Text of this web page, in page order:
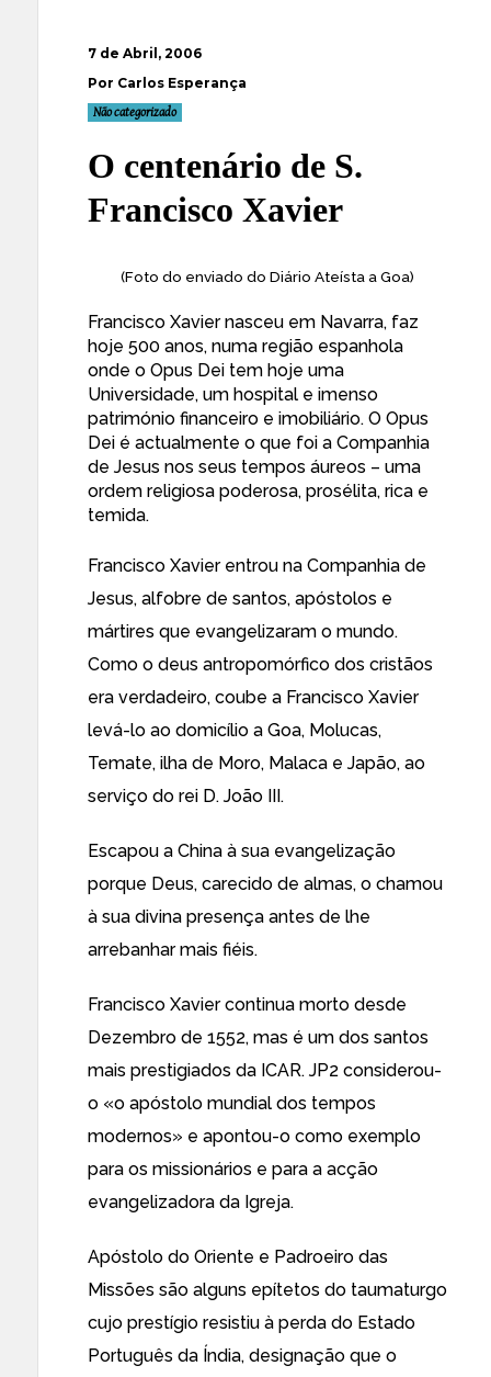
7 de Abril, 2006
Por Carlos Esperança
Não categorizado
O centenário de S.
Francisco Xavier
(Foto do enviado do Diário Ateísta a Goa)
Francisco Xavier nasceu em Navarra, faz
hoje 500 anos, numa região espanhola
onde o Opus Dei tem hoje uma
Universidade, um hospital e imenso
património financeiro e imobiliário. O Opus
Dei é actualmente o que foi a Companhia
de Jesus nos seus tempos áureos – uma
ordem religiosa poderosa, prosélita, rica e
temida.
Francisco Xavier entrou na Companhia de
Jesus, alfobre de santos, apóstolos e
mártires que evangelizaram o mundo.
Como o deus antropomórfico dos cristãos
era verdadeiro, coube a Francisco Xavier
levá-lo ao domicílio a Goa, Molucas,
Temate, ilha de Moro, Malaca e Japão, ao
serviço do rei D. João III.
Escapou a China à sua evangelização
porque Deus, carecido de almas, o chamou
à sua divina presença antes de lhe
arrebanhar mais fiéis.
Francisco Xavier continua morto desde
Dezembro de 1552, mas é um dos santos
mais prestigiados da ICAR. JP2 considerou-
o «o apóstolo mundial dos tempos
modernos» e apontou-o como exemplo
para os missionários e para a acção
evangelizadora da Igreja.
Apóstolo do Oriente e Padroeiro das
Missões são alguns epítetos do taumaturgo
cujo prestígio resistiu à perda do Estado
Português da Índia, designação que o